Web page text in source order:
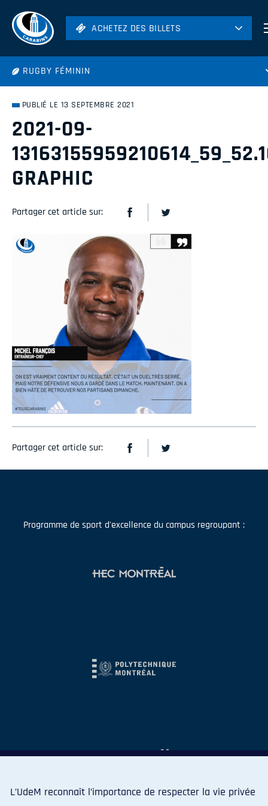
ACHETEZ DES BILLETS
Hockey
ACHETEZ DES BILLETS
RUGBY FÉMININ
PUBLIÉ LE 13 SEPTEMBRE 2021
2021-09-
GRAPHIC
Partager cet article sur:
Partager cet article sur:
Programme de sport d'excellence du campus regroupant :
L’UdeM reconnaît l’importance de respecter la vie privée